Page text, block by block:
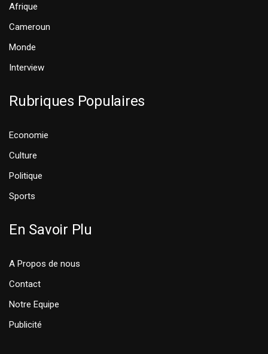
Afrique
Cameroun
Monde
Interview
Rubriques Populaires
Economie
Culture
Politique
Sports
En Savoir Plu
A Propos de nous
Contact
Notre Equipe
Publicité